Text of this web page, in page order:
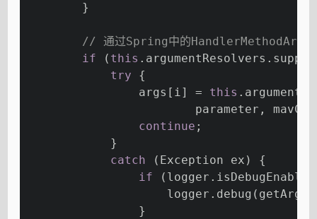
        }
// 通过Spring中的
if ( this
try {
                args[i] =
this
parameter,
continue ;
            }
catch (Exception ex) {
if
                }